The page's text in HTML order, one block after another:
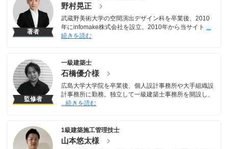
著者
野村晃正
武蔵野美術大学の空間演出デザイン科を卒業後、2010
年にinfomake株式会社を設立。2010年から当サイト
監修者
一級建築士
石橋優介様
広島大学大学院を卒業後、個人設計事務所や大手組織設
計事務所に勤務。独立して一級建築士事務所を開設し、
1級建築施工管理技士
山本悠太様